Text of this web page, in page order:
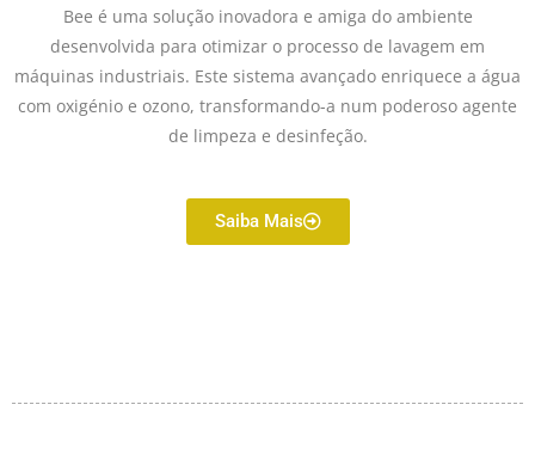
Bee é uma solução inovadora e amiga do ambiente
desenvolvida para otimizar o processo de lavagem em
máquinas industriais. Este sistema avançado enriquece a água
com oxigénio e ozono, transformando-a num poderoso agente
de limpeza e desinfeção.
Saiba Mais